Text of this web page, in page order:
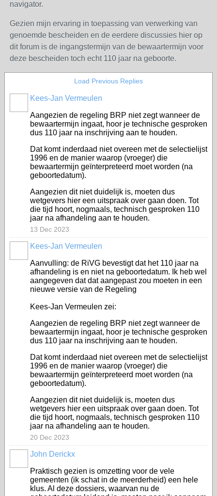
navigator.
Gezien mijn ervaring in toepassing van verwerking van
genoemde bescheiden en de eerdere discussies hier op
dit forum is de ingangstermijn van de bewaartermijn voor
deze bescheiden toch echt 110 jaar na geboorte.
Load Previous Replies
Kees-Jan Vermeulen
Aangezien de regeling BRP niet zegt wanneer de
bewaartermijn ingaat, hoor je technische gesproken
dus 110 jaar na inschrijving aan te houden.
Dat komt inderdaad niet overeen met de selectielijst
1996 en de manier waarop (vroeger) die
bewaartermijn geïnterpreteerd moet worden (na
geboortedatum).
Aangezien dit niet duidelijk is, moeten dus
wetgevers hier een uitspraak over gaan doen. Tot
die tijd hoort, nogmaals, technisch gesproken 110
jaar na afhandeling aan te houden.
13 Dec 2023
Kees-Jan Vermeulen
Aanvulling: de RiVG bevestigt dat het 110 jaar na
afhandeling is en niet na geboortedatum. Ik heb wel
aangegeven dat dat aangepast zou moeten in een
nieuwe versie van de Regeling
Kees-Jan Vermeulen zei:
Aangezien de regeling BRP niet zegt wanneer de
bewaartermijn ingaat, hoor je technische gesproken
dus 110 jaar na inschrijving aan te houden.
Dat komt inderdaad niet overeen met de selectielijst
1996 en de manier waarop (vroeger) die
bewaartermijn geïnterpreteerd moet worden (na
geboortedatum).
Aangezien dit niet duidelijk is, moeten dus
wetgevers hier een uitspraak over gaan doen. Tot
die tijd hoort, nogmaals, technisch gesproken 110
jaar na afhandeling aan te houden.
20 Dec 2023
John Derickx
Praktisch gezien is omzetting voor de vele
gemeenten (ik schat in de meerderheid) een hele
klus. Al deze dossiers, waarvan nu de